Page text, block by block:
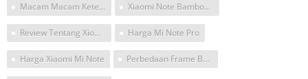
Macam Macam Ketentuan Hi Ip68 Xiaomi Note Bamboo Sensor Sony
Review Tentang Xiomi Note 4 Harga Mi Note Pro
Harga Xiaomi Mi Note Perbedaan Frame Bezel Xiaomi Note3 Dengan Note3pro